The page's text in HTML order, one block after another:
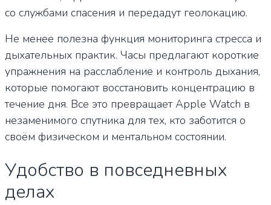
со службами спасения и передадут геолокацию.
Не менее полезна функция мониторинга стресса и
дыхательных практик. Часы предлагают короткие
упражнения на расслабление и контроль дыхания,
которые помогают восстановить концентрацию в
течение дня. Все это превращает Apple Watch в
незаменимого спутника для тех, кто заботится о
своём физическом и ментальном состоянии.
Удобство в повседневных
делах